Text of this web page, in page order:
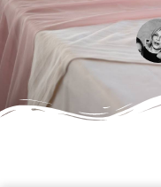
Arianna Sabatini
da Facebook